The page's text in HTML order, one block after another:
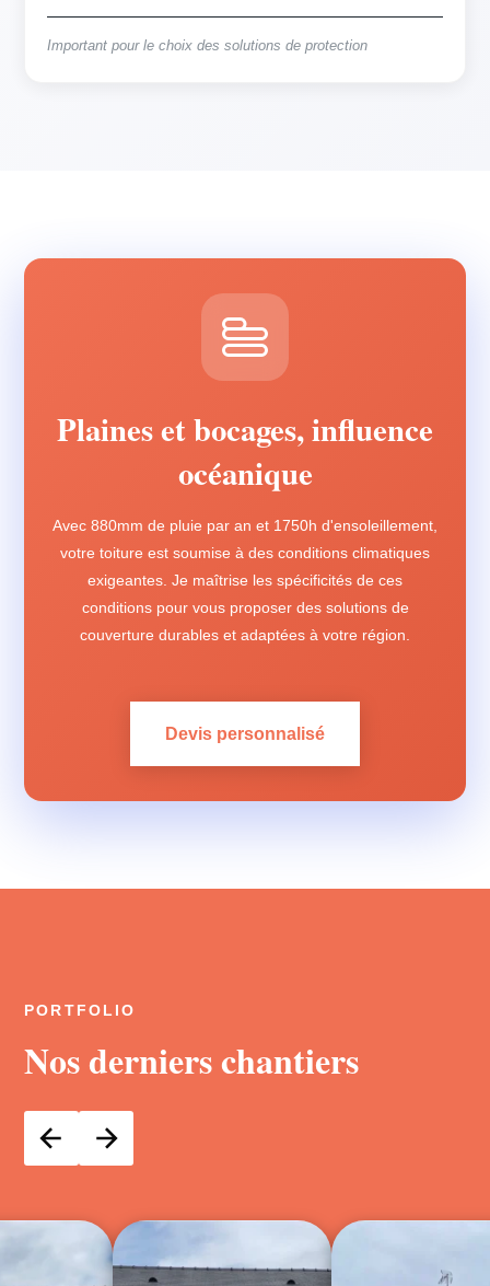
Important pour le choix des solutions de protection
Plaines et bocages, influence
océanique
Avec 880mm de pluie par an et 1750h d'ensoleillement,
votre toiture est soumise à des conditions climatiques
exigeantes. Je maîtrise les spécificités de ces
conditions pour vous proposer des solutions de
couverture durables et adaptées à votre région.
Devis personnalisé
PORTFOLIO
Nos derniers chantiers